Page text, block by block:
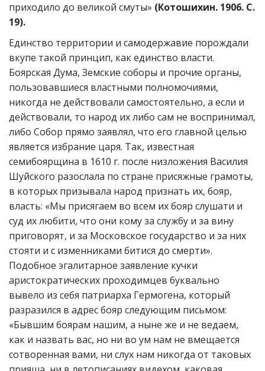
приходило до великой смуты» (Котошихин. 1906. С.
19).
Единство территории и самодержавие порождали
вкупе такой принцип, как единство власти.
Боярская Дума, Земские соборы и прочие органы,
пользовавшиеся властными полномочиями,
никогда не действовали самостоятельно, а если и
действовали, то народ их либо сам не воспринимал,
либо Собор прямо заявлял, что его главной целью
является избрание царя. Так, известная
семибоярщина в 1610 г. после низложения Василия
Шуйского разослала по стране присяжные грамоты,
в которых призывала народ признать их, бояр,
власть: «Мы присягаем во всем их бояр слушати и
суд их любити, что они кому за службу и за вину
приговорят, и за Московское государство и за них
стояти и с изменниками битися до смерти».
Подобное эгалитарное заявление кучки
аристократических проходимцев буквально
вывело из себя патриарха Гермогена, который
разразился в адрес бояр следующим письмом:
«Бывшим боярам нашим, а ныне же и не ведаем,
как и назвать вас, но ни во ум нам не вмещается
сотворенная вами, ни слух нам никогда от таковых